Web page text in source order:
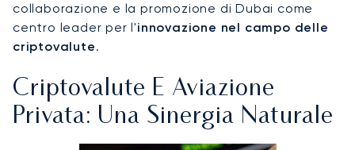
collaborazione e la promozione di Dubai come
centro leader per l'innovazione nel campo delle
criptovalute.
Criptovalute E Aviazione
Privata: Una Sinergia Naturale